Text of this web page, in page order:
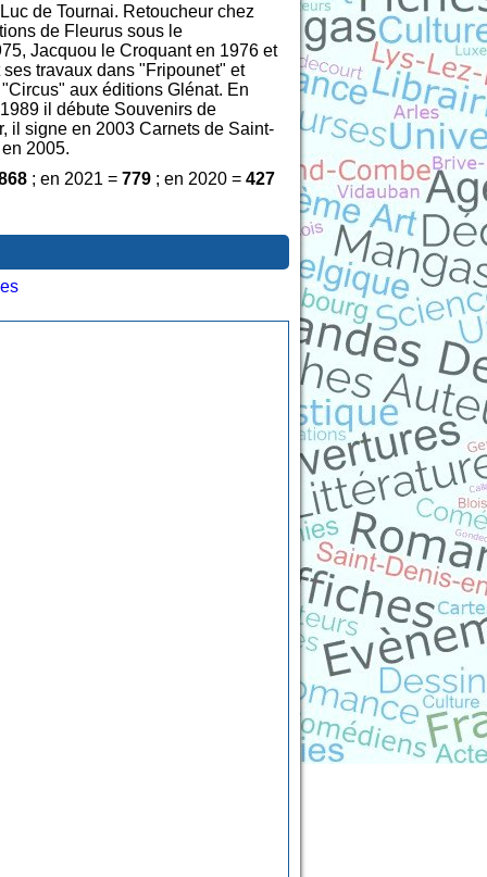
de Tournai. Retoucheur chez
de Fleurus sous le
Jacquou le Croquant en 1976 et
travaux dans "Fripounet" et
aux éditions Glénat. En
il débute Souvenirs de
il signe en 2003 Carnets de Saint-
2005.
; en 2021 = 779 ; en 2020 = 427